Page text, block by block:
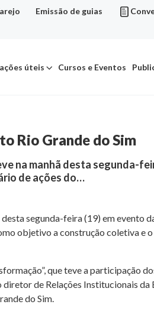
Emissão de guias
úteis Cursos e Eventos
Rio Grande do Sim
na manhã desta segunda-
de ações do…
segunda-feira (19) em evento
objetivo a construção coletiva e
que teve a participação
de Relações Institucionais
do Sim.